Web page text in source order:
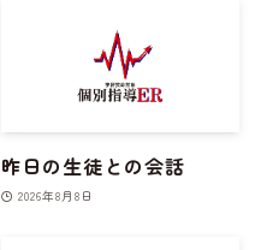
昨日の生徒との会話
2026年8月8日